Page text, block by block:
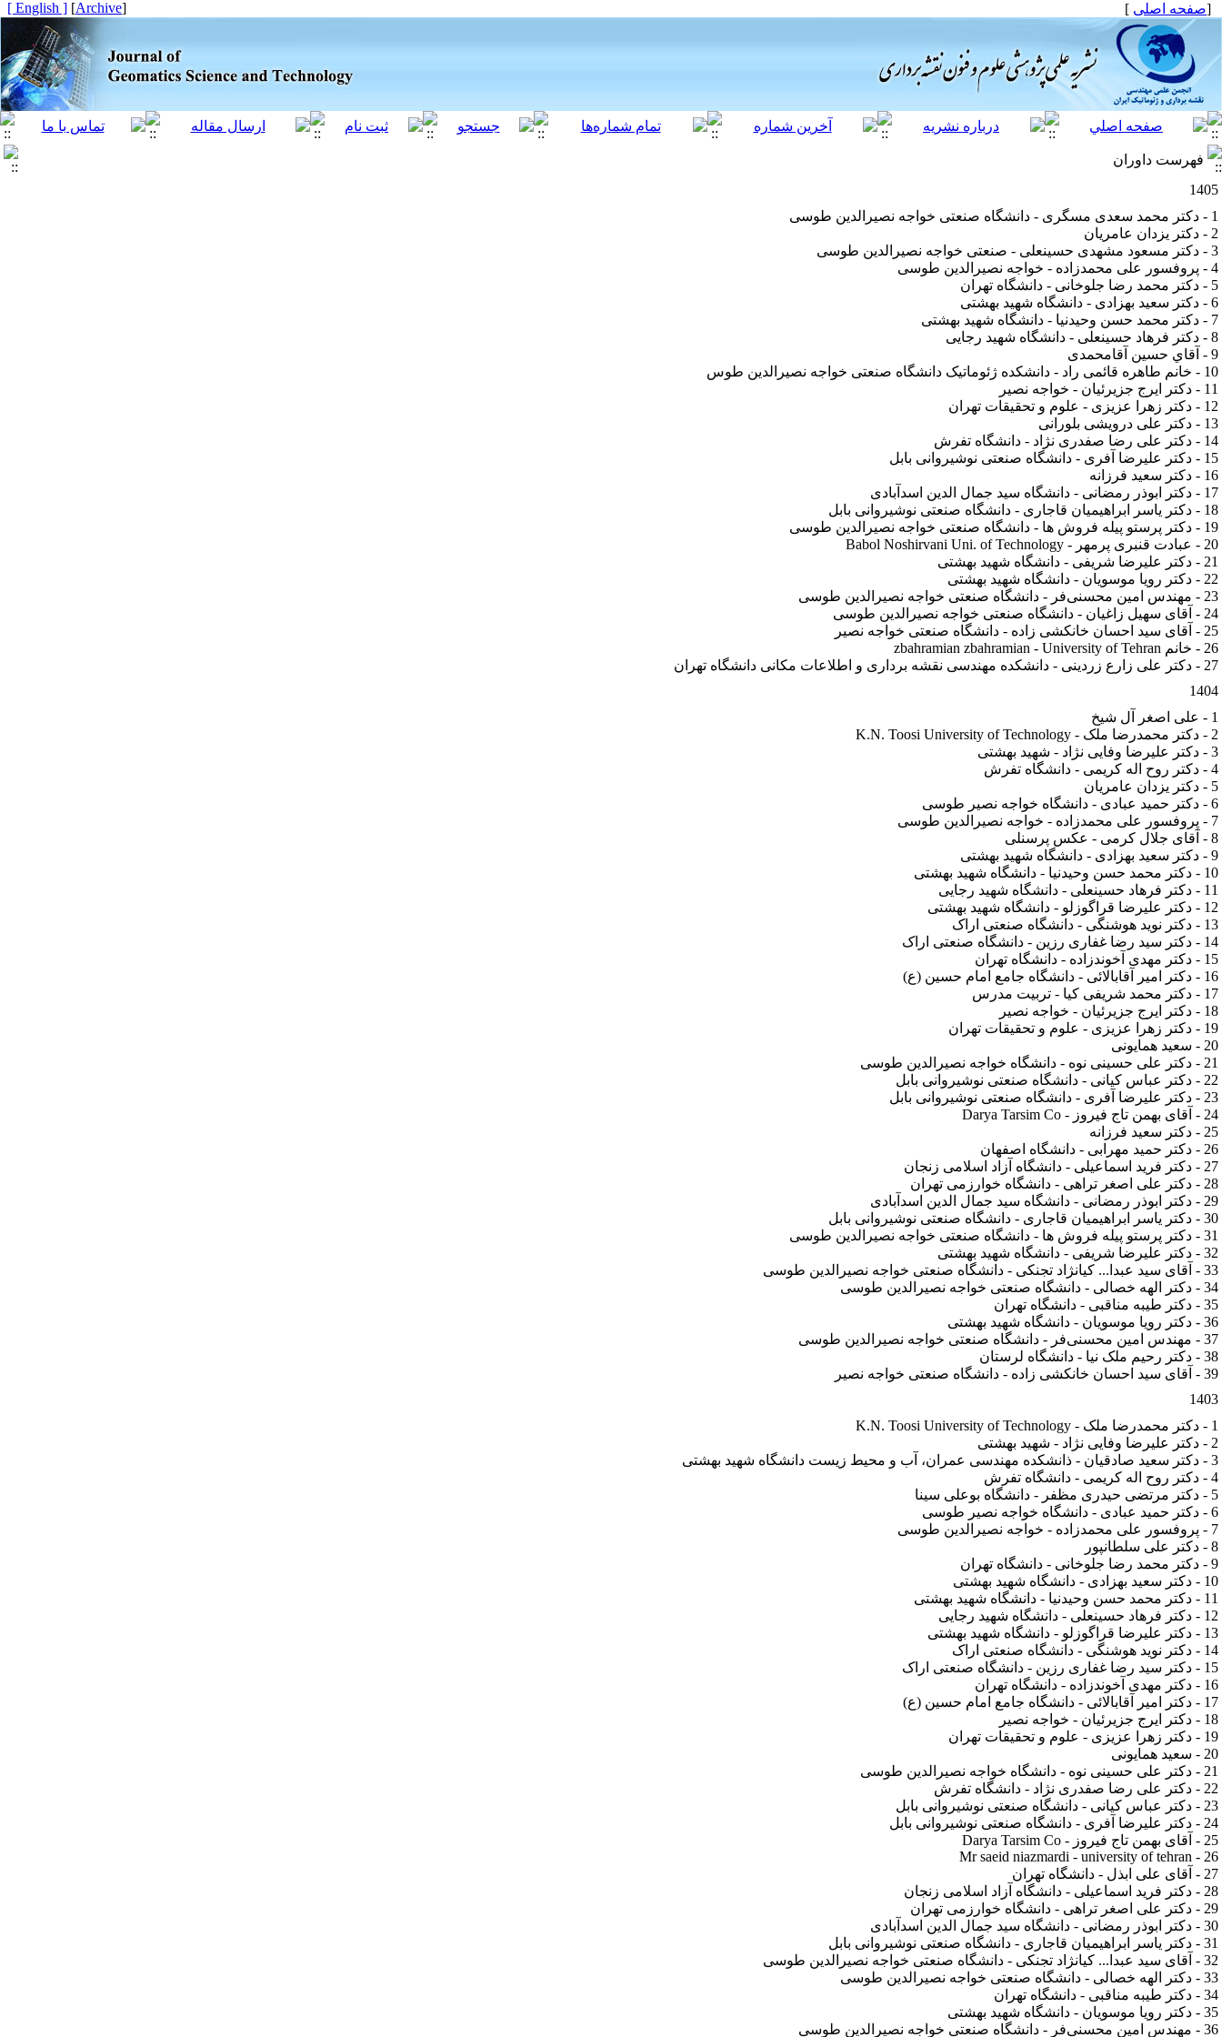
[صفحه اصلی ]
[
Archive
]
[ English ]
فهرست داوران
1405
1 - دکتر محمد سعدی مسگری - دانشگاه صنعتی خواجه نصیرالدین طوسی
2 - دکتر یزدان عامریان
3 - دکتر مسعود مشهدی حسینعلی - صنعتی خواجه نصیرالدین طوسی
4 - پروفسور علی محمدزاده - خواجه نصیرالدین طوسی
5 - دکتر محمد رضا جلوخانی - دانشگاه تهران
6 - دکتر سعید بهزادی - دانشگاه شهید بهشتی
7 - دکتر محمد حسن وحیدنیا - دانشگاه شهید بهشتی
8 - دکتر فرهاد حسینعلی - دانشگاه شهید رجایی
9 - آقاي حسین آقامحمدی
10 - خانم طاهره قائمی راد - دانشکده ژئوماتيک دانشگاه صنعتی خواجه نصيرالدين طوس
11 - دکتر ایرج جزیرئیان - خواجه نصیر
12 - دکتر زهرا عزیزی - علوم و تحقیقات تهران
13 - دكتر علی درویشی بلورانی
14 - دکتر علی رضا صفدری نژاد - دانشگاه تفرش
15 - دکتر علیرضا آفری - دانشگاه صنعتی نوشیروانی بابل
16 - دکتر سعید فرزانه
17 - دکتر ابوذر رمضانی - دانشگاه سید جمال الدین اسدآبادی
18 - دکتر یاسر ابراهیمیان قاجاری - دانشگاه صنعتی نوشیروانی بابل
19 - دکتر پرستو پیله فروش ها - دانشگاه صنعتی خواجه نصیرالدین طوسی
20 - عبادت قنبری پرمهر - Babol Noshirvani Uni. of Technology
21 - دکتر علیرضا شریفی - دانشگاه شهید بهشتی
22 - دکتر رویا موسویان - دانشگاه شهید بهشتی
23 - مهندس امین محسنی‌فر - دانشگاه صنعتی خواجه نصیرالدین طوسی
24 - آقای سهیل زاغیان - دانشگاه صنعتی خواجه نصیرالدین طوسی
25 - آقای سید احسان خانکشی زاده - دانشگاه صنعتی خواجه نصیر
26 - خانم zbahramian zbahramian - University of Tehran
27 - دکتر علی زارع زردینی - دانشکده مهندسی نقشه برداری و اطلاعات مکانی دانشگاه تهران
1404
1 - علی اصغر آل شیخ
2 - دکتر محمدرضا ملک - K.N. Toosi University of Technology
3 - دکتر علیرضا وفایی نژاد - شهید بهشتی
4 - دکتر روح اله کریمی - دانشگاه تفرش
5 - دکتر یزدان عامریان
6 - دکتر حمید عبادی - دانشگاه خواجه نصیر طوسی
7 - پروفسور علی محمدزاده - خواجه نصیرالدین طوسی
8 - آقای جلال کرمی - عکس پرسنلی
9 - دکتر سعید بهزادی - دانشگاه شهید بهشتی
10 - دکتر محمد حسن وحیدنیا - دانشگاه شهید بهشتی
11 - دکتر فرهاد حسینعلی - دانشگاه شهید رجایی
12 - دکتر علیرضا قراگوزلو - دانشگاه شهید بهشتی
13 - دکتر نوید هوشنگی - دانشگاه صنعتی اراک
14 - دکتر سید رضا غفاری رزین - دانشگاه صنعتی اراک
15 - دکتر مهدی آخوندزاده - دانشگاه تهران
16 - دکتر امیر آقابالائی - دانشگاه جامع امام حسین (ع)
17 - دکتر محمد شریفی کیا - تربیت مدرس
18 - دکتر ایرج جزیرئیان - خواجه نصیر
19 - دکتر زهرا عزیزی - علوم و تحقیقات تهران
20 - سعید همایونی
21 - دکتر علی حسینی نوه - دانشگاه خواجه نصیرالدین طوسی
22 - دکتر عباس کیانی - دانشگاه صنعتی نوشیروانی بابل
23 - دکتر علیرضا آفری - دانشگاه صنعتی نوشیروانی بابل
24 - آقای بهمن تاج فیروز - Darya Tarsim Co
25 - دکتر سعید فرزانه
26 - دکتر حمید مهرابی - دانشگاه اصفهان
27 - دکتر فرید اسماعیلی - دانشگاه آزاد اسلامی زنجان
28 - دکتر علی اصغر تراهی - دانشگاه خوارزمی تهران
29 - دکتر ابوذر رمضانی - دانشگاه سید جمال الدین اسدآبادی
30 - دکتر یاسر ابراهیمیان قاجاری - دانشگاه صنعتی نوشیروانی بابل
31 - دکتر پرستو پیله فروش ها - دانشگاه صنعتی خواجه نصیرالدین طوسی
32 - دکتر علیرضا شریفی - دانشگاه شهید بهشتی
33 - آقای سید عبدا... کیانژاد تجنکی - دانشگاه صنعتی خواجه نصیرالدین طوسی
34 - دکتر الهه خصالی - دانشگاه صنعتی خواجه نصیرالدین طوسی
35 - دکتر طیبه مناقبی - دانشگاه تهران
36 - دکتر رویا موسویان - دانشگاه شهید بهشتی
37 - مهندس امین محسنی‌فر - دانشگاه صنعتی خواجه نصیرالدین طوسی
38 - دکتر رحیم ملک نیا - دانشگاه لرستان
39 - آقای سید احسان خانکشی زاده - دانشگاه صنعتی خواجه نصیر
1403
1 - دکتر محمدرضا ملک - K.N. Toosi University of Technology
2 - دکتر علیرضا وفایی نژاد - شهید بهشتی
3 - دکتر سعید صادقیان - ذانشکده مهندسی عمران، آب و محیط زیست دانشگاه شهید بهشتی
4 - دکتر روح اله کریمی - دانشگاه تفرش
5 - دکتر مرتضی حیدری مظفر - دانشگاه بوعلی سینا
6 - دکتر حمید عبادی - دانشگاه خواجه نصیر طوسی
7 - پروفسور علی محمدزاده - خواجه نصیرالدین طوسی
8 - دکتر علی سلطانپور
9 - دکتر محمد رضا جلوخانی - دانشگاه تهران
10 - دکتر سعید بهزادی - دانشگاه شهید بهشتی
11 - دکتر محمد حسن وحیدنیا - دانشگاه شهید بهشتی
12 - دکتر فرهاد حسینعلی - دانشگاه شهید رجایی
13 - دکتر علیرضا قراگوزلو - دانشگاه شهید بهشتی
14 - دکتر نوید هوشنگی - دانشگاه صنعتی اراک
15 - دکتر سید رضا غفاری رزین - دانشگاه صنعتی اراک
16 - دکتر مهدی آخوندزاده - دانشگاه تهران
17 - دکتر امیر آقابالائی - دانشگاه جامع امام حسین (ع)
18 - دکتر ایرج جزیرئیان - خواجه نصیر
19 - دکتر زهرا عزیزی - علوم و تحقیقات تهران
20 - سعید همایونی
21 - دکتر علی حسینی نوه - دانشگاه خواجه نصیرالدین طوسی
22 - دکتر علی رضا صفدری نژاد - دانشگاه تفرش
23 - دکتر عباس کیانی - دانشگاه صنعتی نوشیروانی بابل
24 - دکتر علیرضا آفری - دانشگاه صنعتی نوشیروانی بابل
25 - آقای بهمن تاج فیروز - Darya Tarsim Co
26 - Mr saeid niazmardi - university of tehran
27 - آقای علی ابذل - دانشگاه تهران
28 - دکتر فرید اسماعیلی - دانشگاه آزاد اسلامی زنجان
29 - دکتر علی اصغر تراهی - دانشگاه خوارزمی تهران
30 - دکتر ابوذر رمضانی - دانشگاه سید جمال الدین اسدآبادی
31 - دکتر یاسر ابراهیمیان قاجاری - دانشگاه صنعتی نوشیروانی بابل
32 - آقای سید عبدا... کیانژاد تجنکی - دانشگاه صنعتی خواجه نصیرالدین طوسی
33 - دکتر الهه خصالی - دانشگاه صنعتی خواجه نصیرالدین طوسی
34 - دکتر طیبه مناقبی - دانشگاه تهران
35 - دکتر رویا موسویان - دانشگاه شهید بهشتی
36 - مهندس امین محسنی‌فر - دانشگاه صنعتی خواجه نصیرالدین طوسی